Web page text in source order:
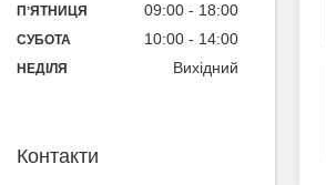
ПʼЯТНИЦЯ 09:00 18:00
СУБОТА 10:00 14:00
НЕДІЛЯ Вихідний
Контакти